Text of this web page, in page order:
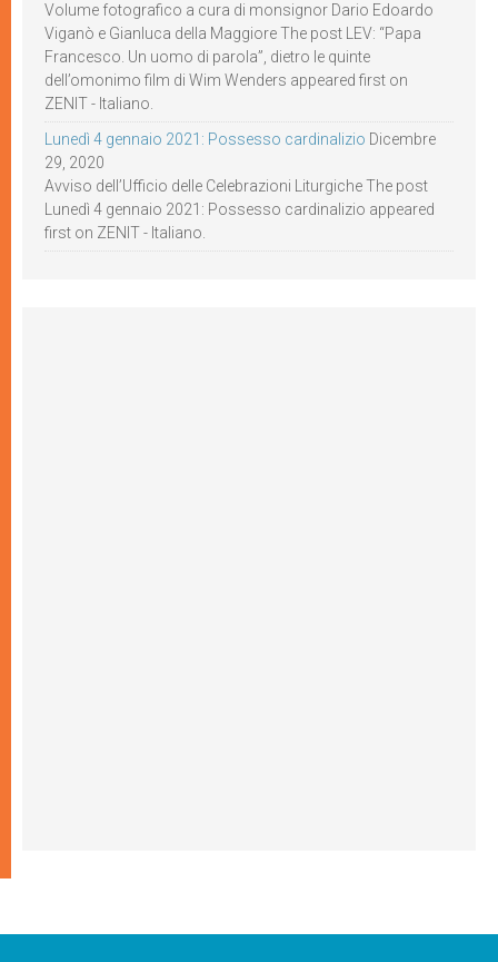
Volume fotografico a cura di monsignor Dario Edoardo
Viganò e Gianluca della Maggiore The post LEV: “Papa
Francesco. Un uomo di parola”, dietro le quinte
dell’omonimo film di Wim Wenders appeared first on
ZENIT - Italiano.
Lunedì 4 gennaio 2021: Possesso cardinalizio Dicembre
29, 2020
Avviso dell’Ufficio delle Celebrazioni Liturgiche The post
Lunedì 4 gennaio 2021: Possesso cardinalizio appeared
first on ZENIT - Italiano.